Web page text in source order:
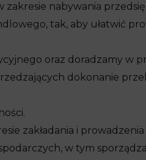
nabywania
tak, aby ułatwić
oraz doradzamy w
dokonanie
zakładania i prowadzenia
w tym